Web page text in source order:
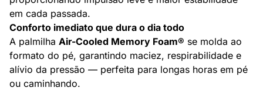
em cada passada.
Conforto imediato que dura o dia todo
A palmilha Air-Cooled Memory Foam® se molda ao
formato do pé, garantindo maciez, respirabilidade e
alívio da pressão — perfeita para longas horas em pé
ou caminhando.